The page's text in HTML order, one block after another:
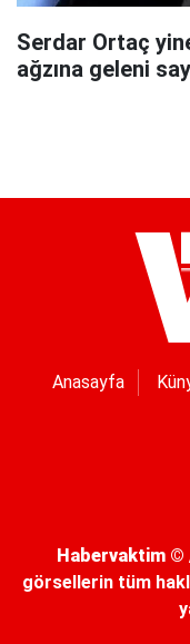
Serdar Ortaç
ağzına geleni
Anasayfa
Habervaktim ©
görsellerin tüm